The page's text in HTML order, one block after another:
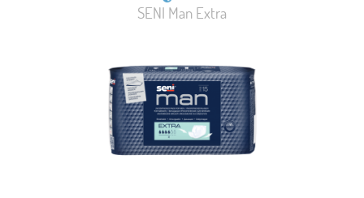
SENI Man Extra